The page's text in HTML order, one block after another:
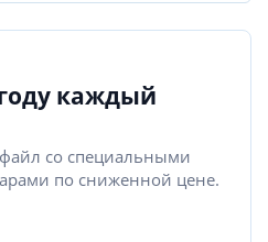
каждый
со специальными
по сниженной цене.